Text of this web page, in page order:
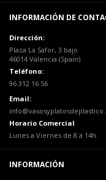
INFORMACIÓN DE
Dirección:
Plaza La Safor, 3 bajo
46014 Valencia (Spain)
Teléfono:
96 312 16 56
Email:
Horario Comercial
Lunes a Viernes de 8 a 14h.
INFORMACIÓN